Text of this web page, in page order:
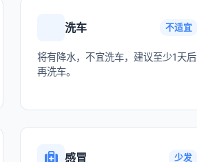
洗车 不适宜
将有降水，不宜洗车，建议至少1天后
再洗车。
感冒 少发